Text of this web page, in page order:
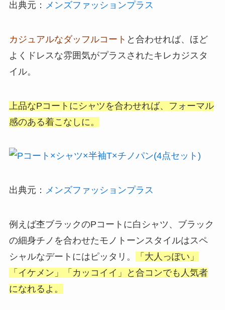
出典元： メンズファッションプラス
カジュアルなダッフルコート と合わせれば、ほど
よくドレスな雰囲気がプラスされたキレカジスタ
イル。
上品なPコートにシャツを合わせれば、フォーマル
感のある着こなしに。
出典元： メンズファッションプラス
例えば杢ブラックのPコートに白シャツ、ブラック
の細身チノを合わせたモノトーンスタイルはスペ
シャルなデートにはピッタリ。
「大人っぽい」
「イケメン」「カッコイイ」と合コンでも人気者
になれるよ。